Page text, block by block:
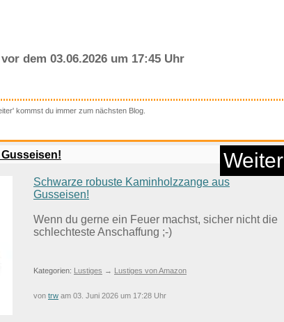
80...
Anzeige
vor dem 03.06.2026 um 17:45 Uhr
kommst du immer zum nächsten Blog.
Weiter
Schwarze robuste Kaminholzzange aus
Gusseisen!
Wenn du gerne ein Feuer machst, sicher nicht die
schlechteste Anschaffung ;-)
Kategorien: Lustiges → Lustiges von Amazon
von trw am 03. Juni 2026 um 17:28 Uhr